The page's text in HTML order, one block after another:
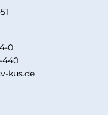
0
440
kus.de